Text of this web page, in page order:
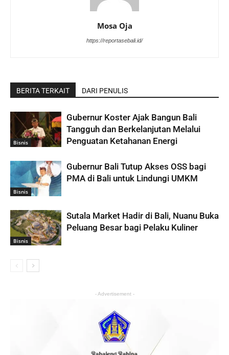
Mosa Oja
https://reportasebali.id/
BERITA TERKAIT DARI PENULIS
Bisnis
Gubernur Koster Ajak Bangun Bali
Tangguh dan Berkelanjutan Melalui
Penguatan Ketahanan Energi
Bisnis
Gubernur Bali Tutup Akses OSS bagi
PMA di Bali untuk Lindungi UMKM
Bisnis
Sutala Market Hadir di Bali, Nuanu Buka
Peluang Besar bagi Pelaku Kuliner
- Advertisement -